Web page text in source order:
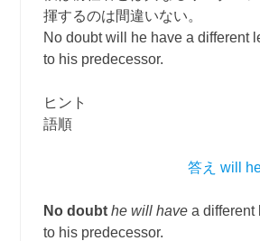
揮するのは間違いない。
No doubt will he have a different
to his predecessor.
ヒント
語順
答え will
No doubt he will have a different
to his predecessor.